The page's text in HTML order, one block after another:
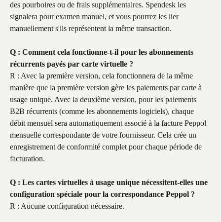
des pourboires ou de frais supplémentaires. Spendesk les
signalera pour examen manuel, et vous pourrez les lier
manuellement s'ils représentent la même transaction.
Q : Comment cela fonctionne-t-il pour les abonnements
récurrents payés par carte virtuelle ?
R : Avec la première version, cela fonctionnera de la même
manière que la première version gère les paiements par carte à
usage unique. Avec la deuxième version, pour les paiements
B2B récurrents (comme les abonnements logiciels), chaque
débit mensuel sera automatiquement associé à la facture Peppol
mensuelle correspondante de votre fournisseur. Cela crée un
enregistrement de conformité complet pour chaque période de
facturation.
Q : Les cartes virtuelles à usage unique nécessitent-elles une
configuration spéciale pour la correspondance Peppol ?
R : Aucune configuration nécessaire.